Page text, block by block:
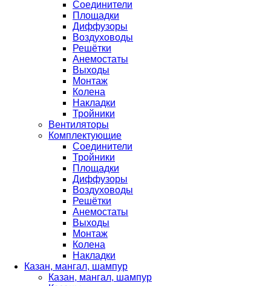
Соединители
Площадки
Диффузоры
Воздуховоды
Решётки
Анемостаты
Выходы
Монтаж
Колена
Накладки
Тройники
Вентиляторы
Комплектующие
Соединители
Тройники
Площадки
Диффузоры
Воздуховоды
Решётки
Анемостаты
Выходы
Монтаж
Колена
Накладки
Казан, мангал, шампур
Казан, мангал, шампур